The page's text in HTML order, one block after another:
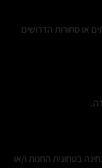
או סחורות הדרושים
בטחונית החנות ו/או